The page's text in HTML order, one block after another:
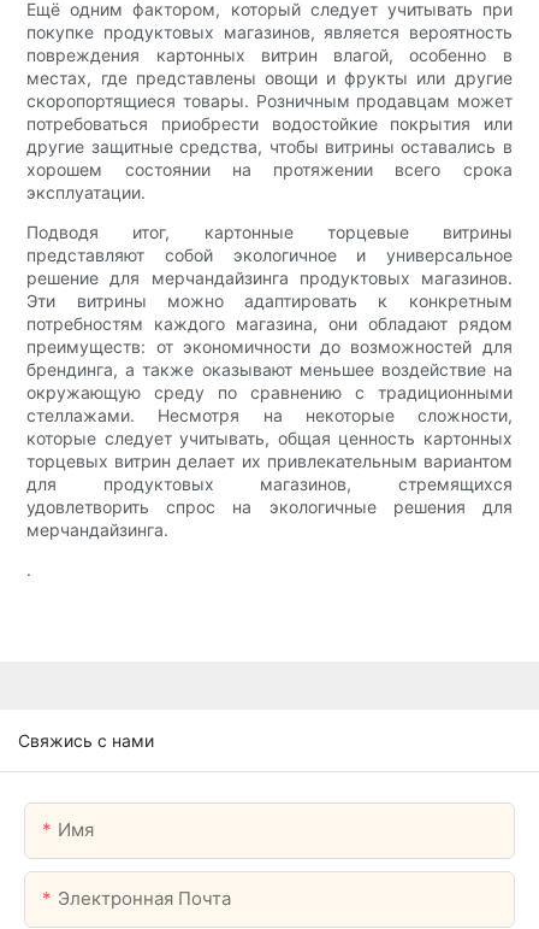
Ещё одним фактором, который следует учитывать при
покупке продуктовых магазинов, является вероятность
повреждения картонных витрин влагой, особенно в
местах, где представлены овощи и фрукты или другие
скоропортящиеся товары. Розничным продавцам может
потребоваться приобрести водостойкие покрытия или
другие защитные средства, чтобы витрины оставались в
хорошем состоянии на протяжении всего срока
эксплуатации.
Подводя итог, картонные торцевые витрины
представляют собой экологичное и универсальное
решение для мерчандайзинга продуктовых магазинов.
Эти витрины можно адаптировать к конкретным
потребностям каждого магазина, они обладают рядом
преимуществ: от экономичности до возможностей для
брендинга, а также оказывают меньшее воздействие на
окружающую среду по сравнению с традиционными
стеллажами. Несмотря на некоторые сложности,
которые следует учитывать, общая ценность картонных
торцевых витрин делает их привлекательным вариантом
для продуктовых магазинов, стремящихся
удовлетворить спрос на экологичные решения для
мерчандайзинга.
.
Свяжись с нами
Имя
Электронная Почта